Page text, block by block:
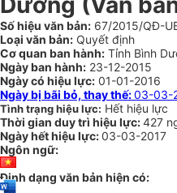
Số hiệu văn bản: 67/2015/QĐ-
Loại văn bản: Quyết định
Cơ quan ban hành: Tỉnh Bình
Ngày ban hành: 23-12-2015
Ngày có hiệu lực: 01-01-2016
Ngày bị bãi bỏ, thay thế:03-03-
Tình trạng hiệu lực: Hết hiệu lực
Thời gian duy trì hiệu lực:427
Ngày hết hiệu lực:03-03-2017
Ngôn ngữ:
Định dạng văn bản hiện có: